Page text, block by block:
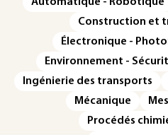
Construction et
Électronique -
Environnement -
Ingénierie des transports
Mécanique
Procédés